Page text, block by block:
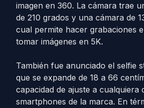
imagen en 360. La cámara trae
de 210 grados y una cámara de
cual permite hacer grabaciones
tomar imágenes en 5K.
También fue anunciado el selfie
que se expande de 18 a 66
capacidad de ajuste a cualquiera
smartphones de la marca. En